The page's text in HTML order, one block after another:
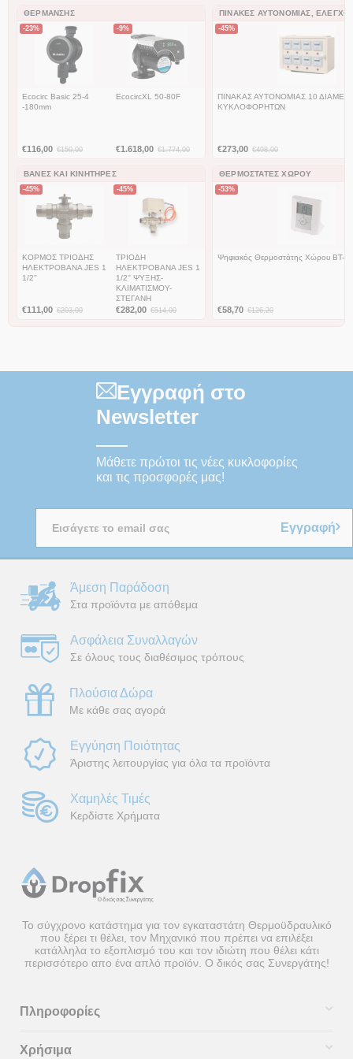
ΘΈΡΜΑΝΣΗΣ
-23%
Ecocirc Basic 25-4
-180mm
€116,00 €150,00
-9%
EcocircXL 50-80F
€1.618,00 €1.774,00
ΒΆΝΕΣ ΚΑΙ ΚΙΝΗΤΉΡΕΣ
-45%
ΚΟΡΜΟΣ ΤΡΙΟΔΗΣ
ΗΛΕΚΤΡΟΒΑΝΑ JES 1
1/2''
€111,00 €203,00
-45%
ΤΡΙΟΔΗ
ΗΛΕΚΤΡΟΒΑΝΑ JES 1
1/2'' ΨΥΞΗΣ-
ΚΛΙΜΑΤΙΣΜΟΥ-
ΣΤΕΓΑΝΗ
€282,00 €514,00
ΠΊΝΑΚΕΣ ΑΥΤΟΝΟΜΊΑΣ,
-45%
ΠΙΝΑΚΑΣ ΑΥΤΟΝΟΜΙΑΣ 10
ΚΥΚΛΟΦΟΡΗΤΩΝ
€273,00 €498,00
ΘΕΡΜΟΣΤΆΤΕΣ ΧΏΡΟΥ
-53%
Ψηφιακός Θερμοστάτης Χώρου BT-D
€58,70 €126,20
Εγγραφή στο
Newsletter
Μάθετε πρώτοι τις νέες κυκλοφορίες
και τις προσφορές μας!
Εγγραφή
Άμεση Παράδοση
Στα προϊόντα με απόθεμα
Ασφάλεια Συναλλαγών
Σε όλους τους διαθέσιμος τρόπους
Πλούσια Δώρα
Με κάθε σας αγορά
Εγγύηση Ποιότητας
Άριστης λειτουργίας για όλα τα προϊόντα
Χαμηλές Τιμές
Κερδίστε Χρήματα
Το σύγχρονο κατάστημα για τον εγκαταστάτη Θερμοϋδραυλικό
που ξέρει τι θέλει, τον Μηχανικό που πρέπει να επιλέξει
κατάλληλα το εξοπλισμό του και τον ιδιώτη που θέλει κάτι
περισσότερο απο ένα απλό προϊόν. Ο δικός σας Συνεργάτης!
Πληροφορίες
Χρήσιμα